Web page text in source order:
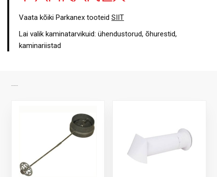
Vaata kõiki Parkanex tooteid SIIT
Lai valik kaminatarvikuid: ühendustorud, õhurestid,
kaminariistad